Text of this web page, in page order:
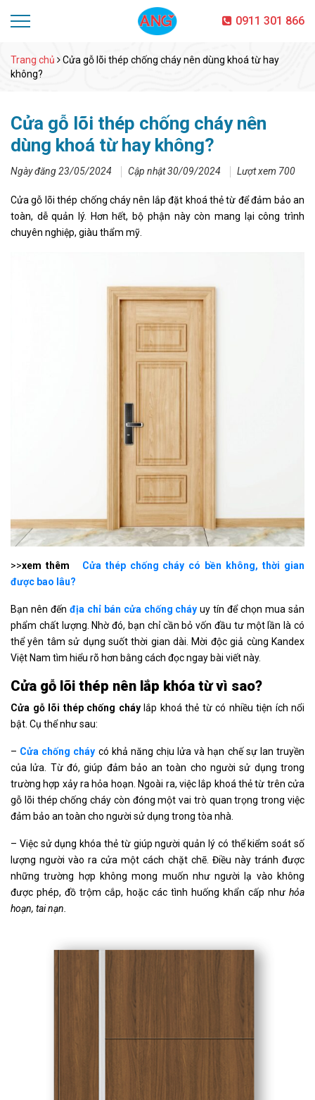
0911 301 866
Trang chủ
Cửa gỗ lõi thép chống cháy nên dùng khoá từ hay
không?
Cửa gỗ lõi thép chống cháy nên
dùng khoá từ hay không?
Ngày đăng 23/05/2024 Cập nhật 30/09/2024 Lượt xem 700
Cửa gỗ lõi thép chống cháy nên lắp đặt khoá thẻ từ để đảm bảo an
toàn, dễ quản lý. Hơn hết, bộ phận này còn mang lại công trình
chuyên nghiệp, giàu thẩm mỹ.
>>xem thêm
Cửa thép chống cháy có bền không, thời gian
được bao lâu?
Bạn nên đến địa chỉ bán cửa chống cháy uy tín để chọn mua sản
phẩm chất lượng. Nhờ đó, bạn chỉ cần bỏ vốn đầu tư một lần là có
thể yên tâm sử dụng suốt thời gian dài. Mời độc giả cùng Kandex
Việt Nam tìm hiểu rõ hơn bằng cách đọc ngay bài viết này.
Cửa gỗ lõi thép nên lắp khóa từ vì sao?
Cửa gỗ lõi thép chống cháylắp khoá thẻ từ có nhiều tiện ích nổi
bật. Cụ thể như sau:
– Cửa chống cháy có khả năng chịu lửa và hạn chế sự lan truyền
của lửa. Từ đó, giúp đảm bảo an toàn cho người sử dụng trong
trường hợp xảy ra hỏa hoạn. Ngoài ra, việc lắp khoá thẻ từ trên cửa
gỗ lõi thép chống cháy còn đóng một vai trò quan trọng trong việc
đảm bảo an toàn cho người sử dụng trong tòa nhà.
– Việc sử dụng khóa thẻ từ giúp người quản lý có thể kiểm soát số
lượng người vào ra cửa một cách chặt chẽ. Điều này tránh được
những trường hợp không mong muốn như người lạ vào không
được phép, đồ trộm cắp, hoặc các tình huống khẩn cấp như hỏa
hoạn, tai nạn.